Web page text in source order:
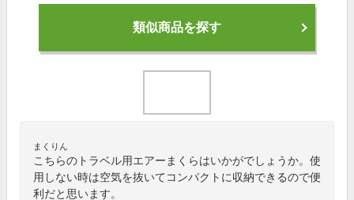
類似商品を探す
まくりん
こちらのトラベル用エアーまくらはいかがでしょうか。使
用しない時は空気を抜いてコンパクトに収納できるので便
利だと思います。